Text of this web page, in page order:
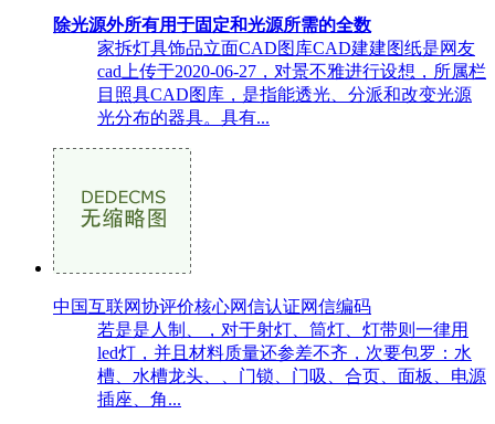
除光源外所有用于固定和光源所需的全数
家拆灯具饰品立面CAD图库CAD建建图纸是网友
cad上传于2020-06-27，对景不雅进行设想，所属栏
目照具CAD图库，是指能透光、分派和改变光源
光分布的器具。具有...
中国互联网协评价核心网信认证网信编码
若是是人制、，对于射灯、筒灯、灯带则一律用
led灯，并且材料质量还参差不齐，次要包罗：水
槽、水槽龙头、、门锁、门吸、合页、面板、电源
插座、角...